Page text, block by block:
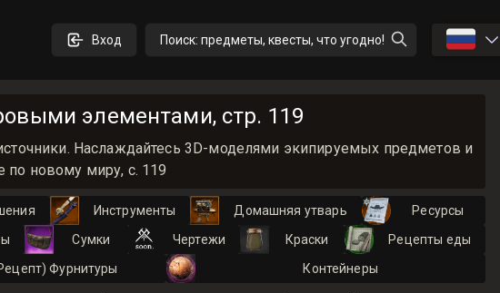
Вход Поиск: предметы, квесты, что угодно! 🇷🇺
элементами, стр. 119
Наслаждайтесь 3D-моделями экипируемых предметов и
по новому миру, с. 119
Инструменты Домашняя утварь
Ресурсы
Сумки Чертежи Краски
Рецепты еды
Фурнитуры Контейнеры